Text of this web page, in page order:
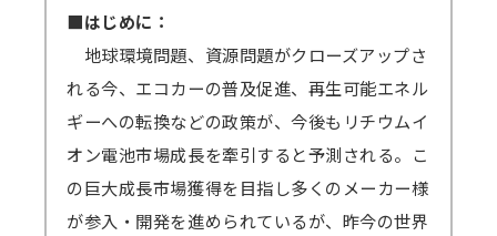
グアプリが起動していると、Zoomで音声が聞
こえない、カメラ・マイクが使えないなどの事
象が起きる可能性がございます。お手数です
が、これらのアプリは閉じた状態にてZoomに
ご参加ください。
→音声が聞こえない場合の対処例
■はじめに：
地球環境問題、資源問題がクローズアップさ
れる今、エコカーの普及促進、再生可能エネル
ギーへの転換などの政策が、今後もリチウムイ
オン電池市場成長を牽引すると予測される。こ
の巨大成長市場獲得を目指し多くのメーカー様
が参入・開発を進められているが、昨今の世界